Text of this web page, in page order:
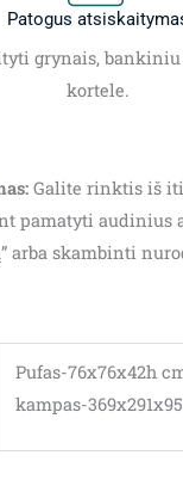
Patogus
grynais,
kortele.
Galite rinktis iš
pamatyti audinius
arba skambinti
Pufas-76x76x42h
kampas-